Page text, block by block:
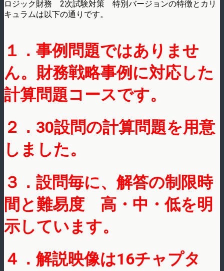
ロジック財務 2次試験対策 特別バージョンの特徴とカリ
キュラムは以下の通りです。
１．事例問題ではありませ
ん。財務戦略事例に対応した
計算問題コースです。
２．30設問の計算問題を用意
しました。
３．設問毎に、解答の制限時
間と難易度 高・中・低を明
示しています。
４．解説映像は16チャプタ